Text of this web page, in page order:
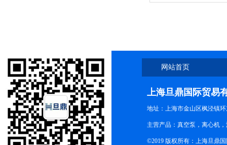
网站首页
上海旦鼎国际贸易
地址：上海市金山区枫泾镇
主营产品：真空泵，离心机
©2019 版权所有：上海旦鼎